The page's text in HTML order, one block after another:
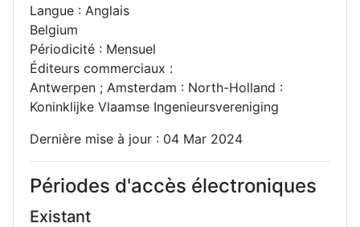
Langue : Anglais
Belgium
Périodicité : Mensuel
Éditeurs commerciaux :
Antwerpen ; Amsterdam : North-Holland :
Koninklijke Vlaamse Ingenieursvereniging
Dernière mise à jour : 04 Mar 2024
Périodes d'accès électroniques
Existant